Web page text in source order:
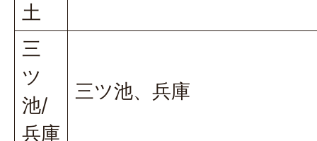
土
三
ツ
池/
兵庫
三ツ池、兵庫